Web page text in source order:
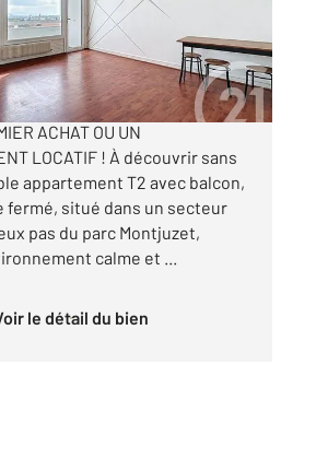
€
MONTJUZET PARFAIT
ACHAT OU UN
LOCATIF ! À découvrir sans
appartement T2 avec balcon,
fermé, situé dans un secteur
pas du parc Montjuzet,
calme et ...
Voir le détail du bien